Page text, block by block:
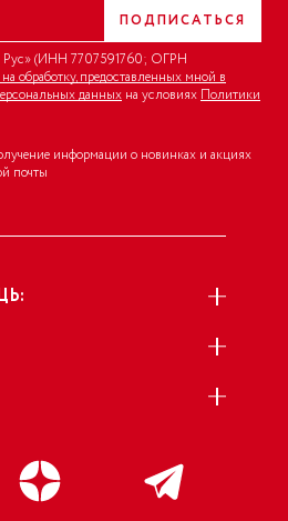
ПОДПИСАТЬСЯ
(ИНН 7707591760; ОГРН
обработку, предоставленных мной в
данных на условиях Политики
информации о новинках и акциях
почты